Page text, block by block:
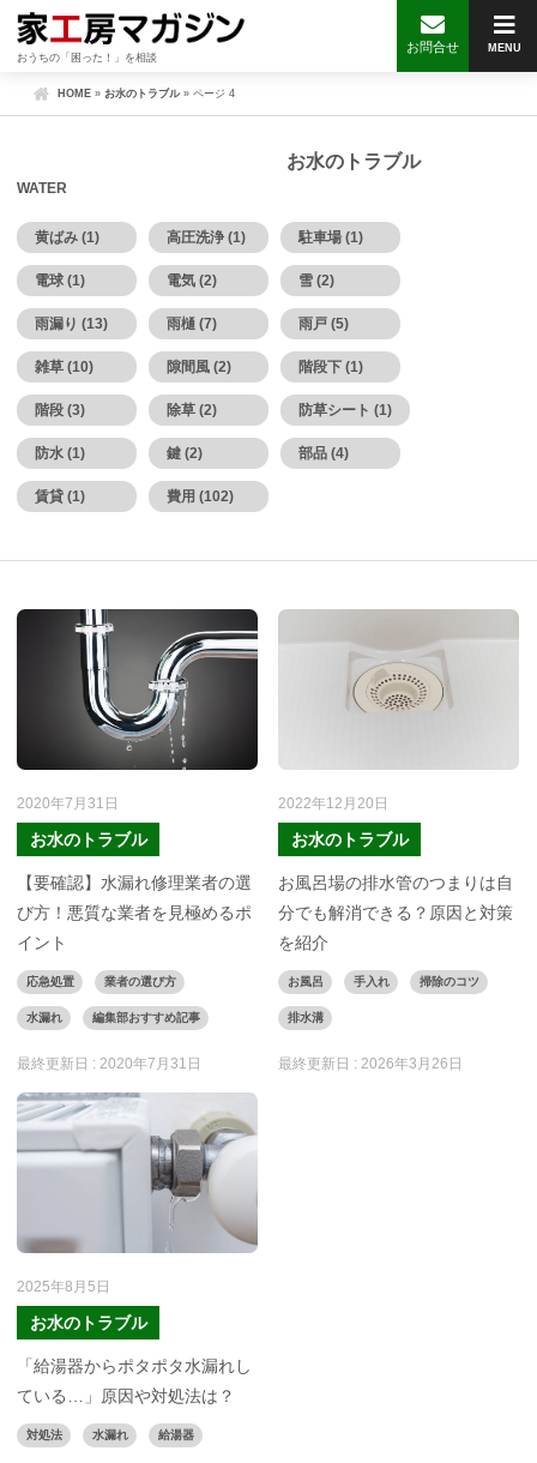
おうちの「困った！」を相談
MENU
お問合せ
HOME » お水のトラブル » ページ 4
お水のトラブル
WATER
黄ばみ (1) 高圧洗浄 (1) 駐車場 (1)
電球 (1) 電気 (2) 雪 (2)
雨漏り (13) 雨樋 (7) 雨戸 (5)
雑草 (10) 隙間風 (2) 階段下 (1)
階段 (3) 除草 (2) 防草シート (1)
防水 (1) 鍵 (2) 部品 (4)
賃貸 (1) 費用 (102)
2020年7月31日
お水のトラブル
【要確認】水漏れ修理業者の選
び方！悪質な業者を見極めるポ
イント
応急処置 業者の選び方
水漏れ 編集部おすすめ記事
最終更新日 : 2020年7月31日
2022年12月20日
お水のトラブル
お風呂場の排水管のつまりは自
分でも解消できる？原因と対策
を紹介
お風呂 手入れ 掃除のコツ
排水溝
最終更新日 :2026年3月26日
2025年8月5日
お水のトラブル
「給湯器からポタポタ水漏れし
ている…」原因や対処法は？
対処法 水漏れ 給湯器